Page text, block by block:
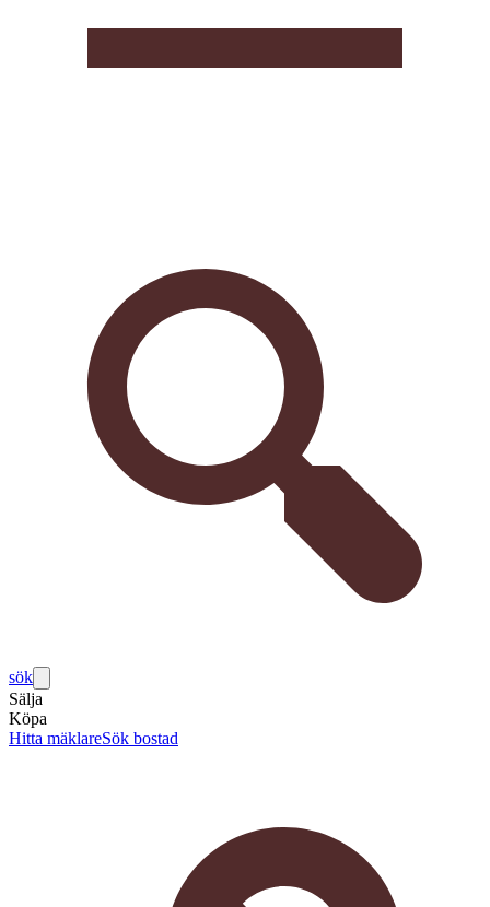
sök
Sälja
Köpa
Hitta mäklareSök bostad